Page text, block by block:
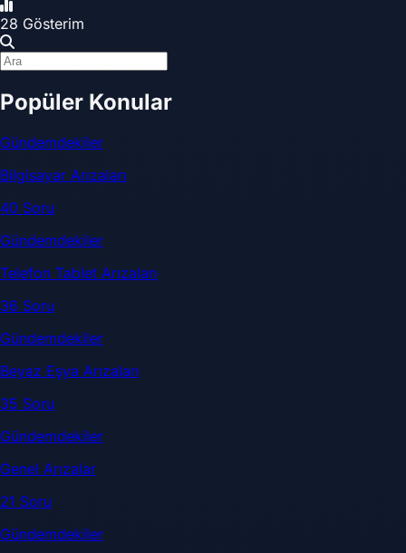
28 Gösterim
Popüler Konular
Gündemdekiler
Bilgisayar Arızaları
40 Soru
Gündemdekiler
Telefon Tablet Arızaları
36 Soru
Gündemdekiler
Beyaz Eşya Arızaları
35 Soru
Gündemdekiler
Genel Arızalar
21 Soru
Gündemdekiler